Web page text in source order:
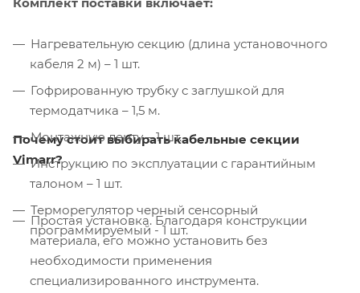
Нагревательную секцию (длина установочного
кабеля 2 м) – 1 шт.
Гофрированную трубку с заглушкой для
термодатчика – 1,5 м.
Монтажную ленту – 1 шт.
Инструкцию по эксплуатации с гарантийным
талоном – 1 шт.
Терморегулятор черный сенсорный
программируемый - 1 шт.
Почему стоит выбирать кабельные секции
Vimarr?
Простая установка. Благодаря конструкции
материала, его можно установить без
необходимости применения
специализированного инструмента.